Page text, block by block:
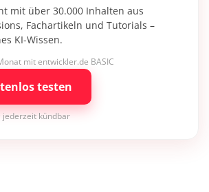
mit über 30.000 Inhalten aus
Fachartikeln und Tutorials –
KI-Wissen.
mit entwickler.de BASIC
testen
jederzeit kündbar